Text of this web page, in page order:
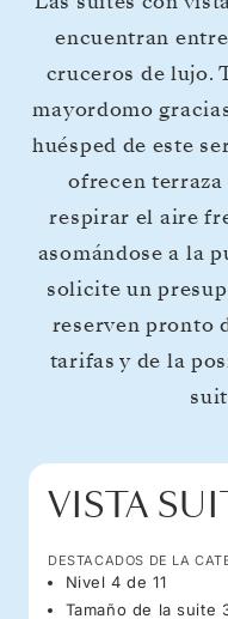
encuentran
cruceros de lujo.
mayordomo
huésped de este
ofrecen
respirar el aire
asomándose a la
solicite un
reserven pronto
tarifas y de la
VISTA
DESTACADOS DE LA
Nivel 4 de 11
Tamaño de la suite